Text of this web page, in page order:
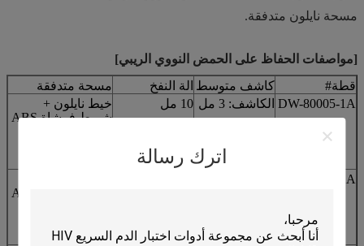
اترك رسالة
مسحة نايلون متدفقة.
[مواصفات الحفاظ على الحمض النووي الريبي]
قطة#
كاشف متوسط الة النفخ
مسحة متدفقة
DW-80005-1A الكاشف: 3 مل
10 مل
خيط نايلون +
شريط فرشاة ABS
DW-80005-2A
سم نقطة تكسير